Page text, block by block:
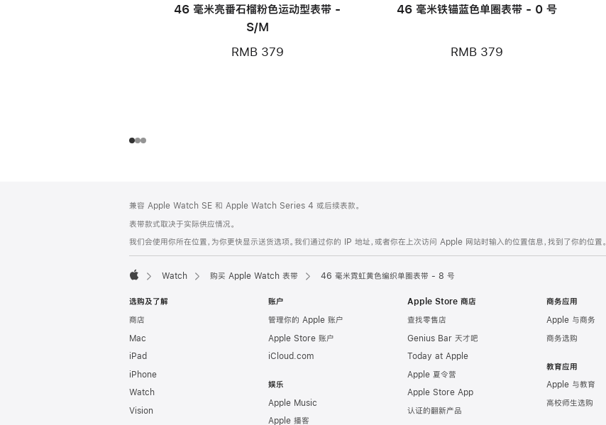
46 毫米亮番石榴粉色运动型表带 -
S/M
RMB 379
46 毫米铁锚蓝色单圈表带 - 0 号
RMB 379
页
页
脚
注
兼容 Apple Watch SE 和 Apple Watch Series 4 或后续表款。
表带款式取决于实际供应情况。
我们会使用你所在位置，为你更快显示送货选项。我们通过你的 IP 地址，或者你在上次访问 Apple 网站时输入的位置信息，找到了你的位置。
Watch 购买 Apple Watch 表带 46 毫米霓虹黄色编织单圈表带 - 8 号
选购及了解
商店
Mac
iPad
iPhone
Watch
Vision
账户
管理你的 Apple 账户
Apple Store 账户
iCloud.com
娱乐
Apple Music
Apple 播客
Apple Store 商店
查找零售店
Genius Bar 天才吧
Today at Apple
Apple 夏令营
Apple Store App
认证的翻新产品
商务应用
Apple 与商务
商务选购
教育应用
Apple 与教育
高校师生选购